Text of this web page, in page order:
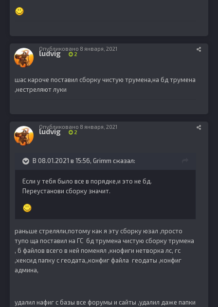
ludvig 2
Опубликовано 8 января, 2021
шас кароче поставил сборку чистую трумена,на бд трумена
,нестреляют луки
ludvig 2
Опубликовано 8 января, 2021
В 08.01.2021 в 15:56, Grimm сказал:
Если у тебя было все в порядке,и это не бд.
Переустанови сборку значит.
раньше стреляли,потому как я эту сборку юзал ,просто
тупо ща поставил на ГС бд трумена чистую сборку трумена
, 6 файлов всего в ней поменял ,кнофиги нетворка лс, гс
,хексид папку с геодата,,конфиг файла геодаты ,конфиг
админа,
удалил нафиг с базы все форумы и сайты ,удалил даже папки